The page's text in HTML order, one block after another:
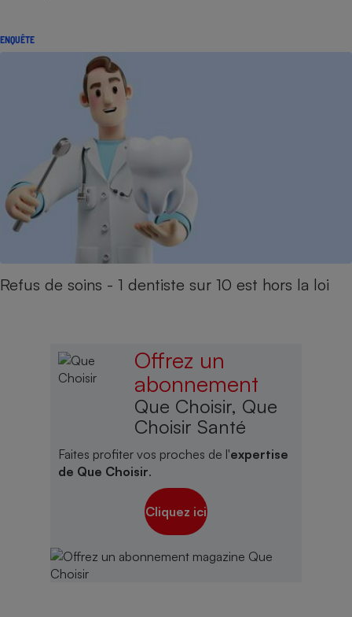
ENQUÊTE
Refus de soins - 1 dentiste sur 10 est hors la loi
Offrez un
abonnement
Que Choisir, Que
Choisir Santé
Faites profiter vos proches de l'expertise
de Que Choisir.
Cliquez ici